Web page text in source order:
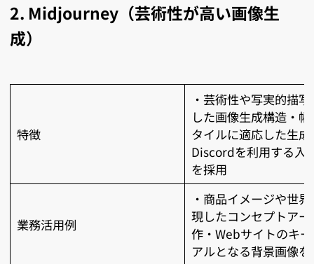
2. Midjourney（芸術性が高い画像生
成）
特徴
・芸術性や写実的描
した画像生成構造・
タイルに適応した生
Discordを利用する入
を採用
業務活用例
・商品イメージや世
現したコンセプトアー
作・Webサイトのキ
アルとなる背景画像を